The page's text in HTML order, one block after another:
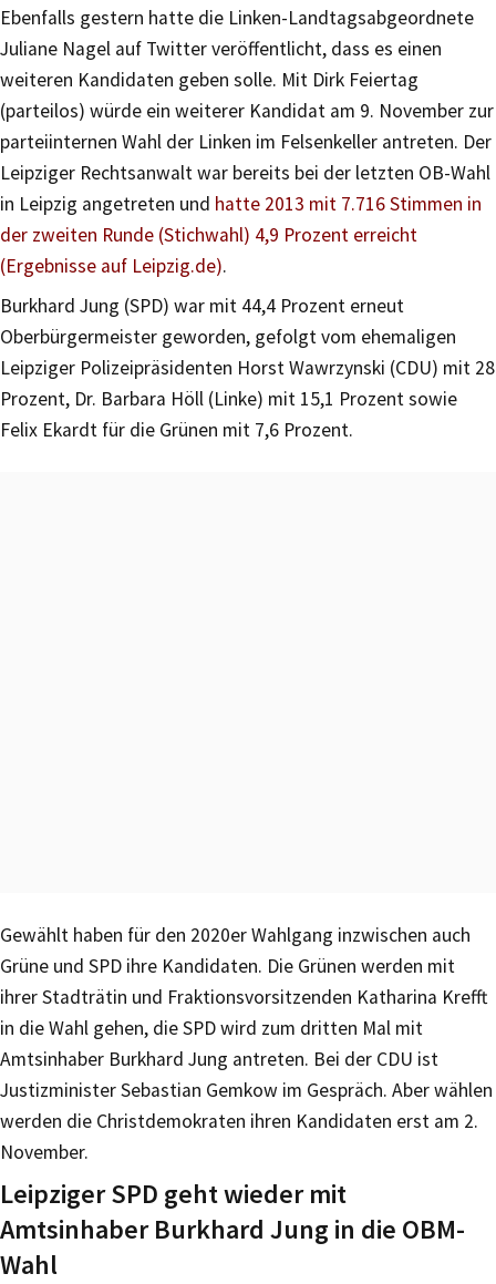
Ebenfalls gestern hatte die Linken-Landtagsabgeordnete
Juliane Nagel auf Twitter veröffentlicht, dass es einen
weiteren Kandidaten geben solle. Mit Dirk Feiertag
(parteilos) würde ein weiterer Kandidat am 9. November zur
parteiinternen Wahl der Linken im Felsenkeller antreten. Der
Leipziger Rechtsanwalt war bereits bei der letzten OB-Wahl
in Leipzig angetreten und hatte 2013 mit 7.716 Stimmen in
der zweiten Runde (Stichwahl) 4,9 Prozent erreicht
(Ergebnisse auf Leipzig.de).
Burkhard Jung (SPD) war mit 44,4 Prozent erneut
Oberbürgermeister geworden, gefolgt vom ehemaligen
Leipziger Polizeipräsidenten Horst Wawrzynski (CDU) mit 28
Prozent, Dr. Barbara Höll (Linke) mit 15,1 Prozent sowie
Felix Ekardt für die Grünen mit 7,6 Prozent.
Gewählt haben für den 2020er Wahlgang inzwischen auch
Grüne und SPD ihre Kandidaten. Die Grünen werden mit
ihrer Stadträtin und Fraktionsvorsitzenden Katharina Krefft
in die Wahl gehen, die SPD wird zum dritten Mal mit
Amtsinhaber Burkhard Jung antreten. Bei der CDU ist
Justizminister Sebastian Gemkow im Gespräch. Aber wählen
werden die Christdemokraten ihren Kandidaten erst am 2.
November.
Leipziger SPD geht wieder mit
Amtsinhaber Burkhard Jung in die OBM-
Wahl